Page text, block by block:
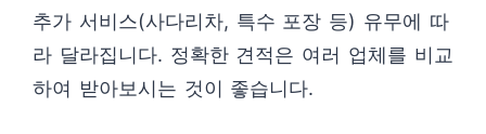
추가 서비스(사다리차, 특수 포장 등) 유무에 따
라 달라집니다. 정확한 견적은 여러 업체를 비교
하여 받아보시는 것이 좋습니다.